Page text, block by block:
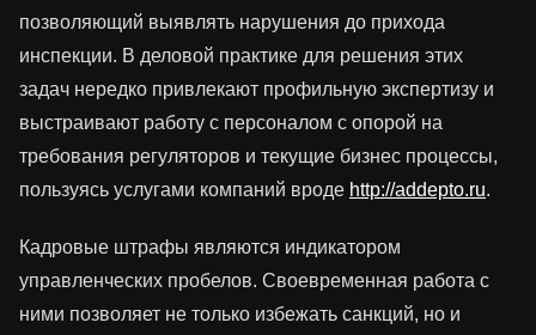
позволяющий выявлять нарушения до прихода
инспекции. В деловой практике для решения этих
задач нередко привлекают профильную экспертизу и
выстраивают работу с персоналом с опорой на
требования регуляторов и текущие бизнес процессы,
пользуясь услугами компаний вроде http://addepto.ru.
Кадровые штрафы являются индикатором
управленческих пробелов. Своевременная работа с
ними позволяет не только избежать санкций, но и